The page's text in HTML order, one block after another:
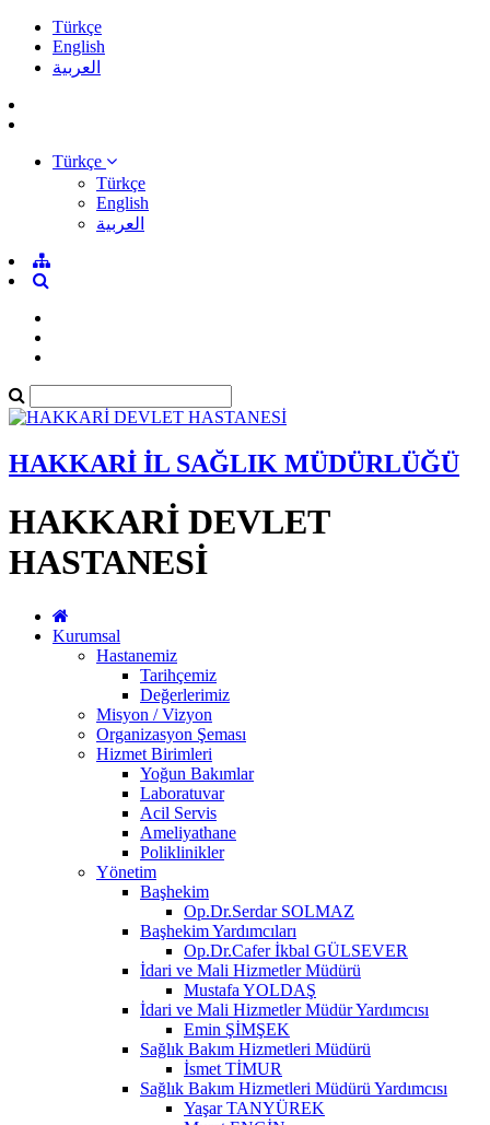
Türkçe
English
العربية
Türkçe
Türkçe
English
العربية
HAKKARİ İL SAĞLIK MÜDÜRLÜĞÜ
HAKKARİ DEVLET
HASTANESİ
Kurumsal
Hastanemiz
Tarihçemiz
Değerlerimiz
Misyon / Vizyon
Organizasyon Şeması
Hizmet Birimleri
Yoğun Bakımlar
Laboratuvar
Acil Servis
Ameliyathane
Poliklinikler
Yönetim
Başhekim
Op.Dr.Serdar SOLMAZ
Başhekim Yardımcıları
Op.Dr.Cafer İkbal GÜLSEVER
İdari ve Mali Hizmetler Müdürü
Mustafa YOLDAŞ
İdari ve Mali Hizmetler Müdür Yardımcısı
Emin ŞİMŞEK
Sağlık Bakım Hizmetleri Müdürü
İsmet TİMUR
Sağlık Bakım Hizmetleri Müdürü Yardımcısı
Yaşar TANYÜREK